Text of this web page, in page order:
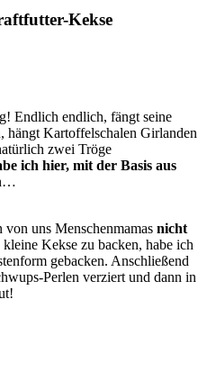
Kekse
Endlich endlich, fängt seine
hängt Kartoffelschalen Girlanden
zwei Tröge
ich hier, mit der Basis aus
uns Menschenmamas nicht
Kekse zu backen, habe ich
gebacken. Anschließend
Perlen verziert und dann in